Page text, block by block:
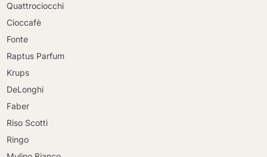
Quattrociocchi
Cioccafè
Fonte
Raptus Parfum
Krups
DeLonghi
Faber
Riso Scotti
Ringo